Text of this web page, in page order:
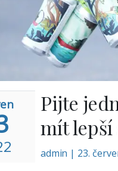
Pijte
mít
admin | 23.